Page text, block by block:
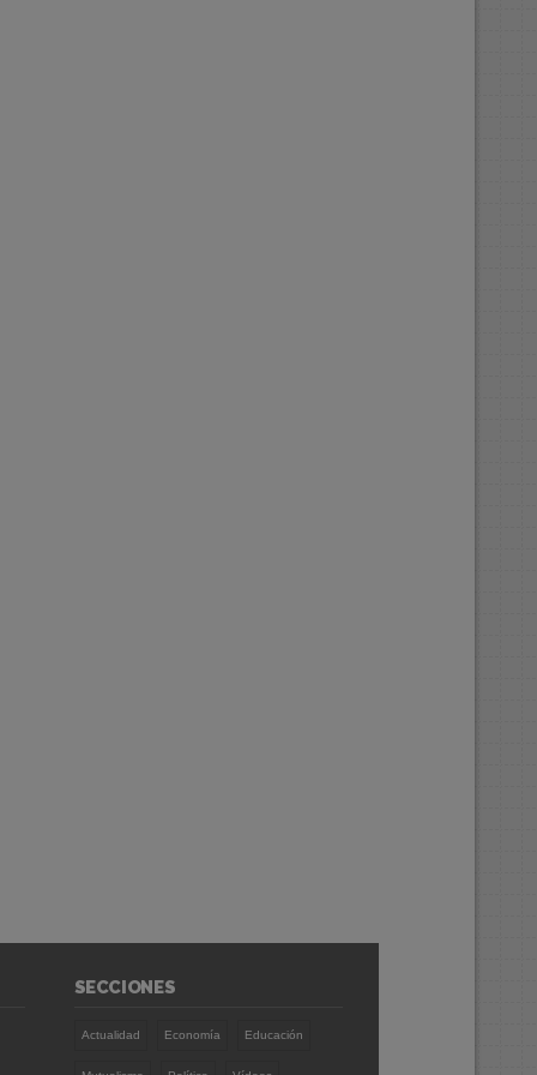
SECCIONES
Actualidad Economía Educación